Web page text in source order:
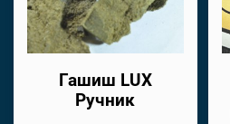
Гашиш LUX
Ручник